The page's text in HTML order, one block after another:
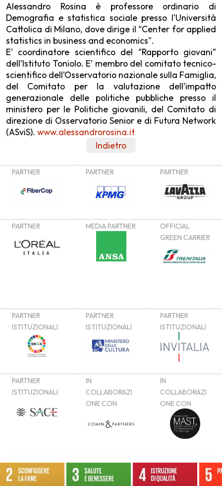
Alessandro Rosina è professore ordinario di
Demografia e statistica sociale presso l'Università
Cattolica di Milano, dove dirige il “Center for applied
statistics in business and economics".
E’ coordinatore scientifico del “Rapporto giovani”
dell’Istituto Toniolo. E’ membro del comitato tecnico-
scientifico dell’Osservatorio nazionale sulla Famiglia,
del Comitato per la valutazione dell’impatto
generazionale delle politiche pubbliche presso il
ministero per le Politiche giovanili, del Comitato di
direzione di Osservatorio Senior e di Futura Network
(ASviS). www.alessandrorosina.it
Indietro